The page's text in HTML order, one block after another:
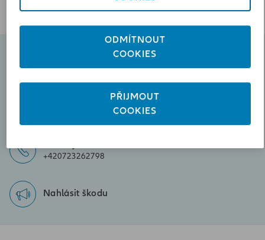
stanislav.kocina@iallianz.cz
+420723262798
Nahlásit škodu
ODMÍTNOUT
COOKIES
PŘIJMOUT
COOKIES